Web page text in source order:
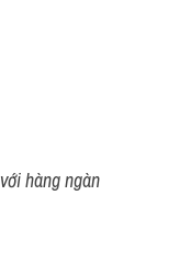
với hàng ngàn